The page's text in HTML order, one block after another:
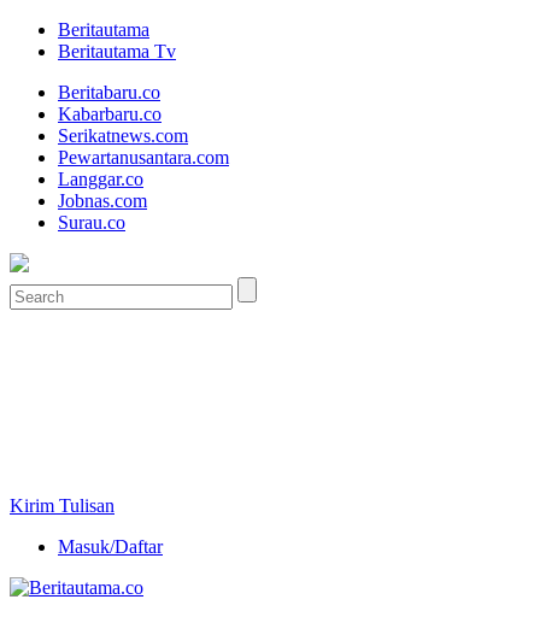
Beritautama
Beritautama Tv
Beritabaru.co
Kabarbaru.co
Serikatnews.com
Pewartanusantara.com
Langgar.co
Jobnas.com
Surau.co
Kirim Tulisan
Masuk/Daftar